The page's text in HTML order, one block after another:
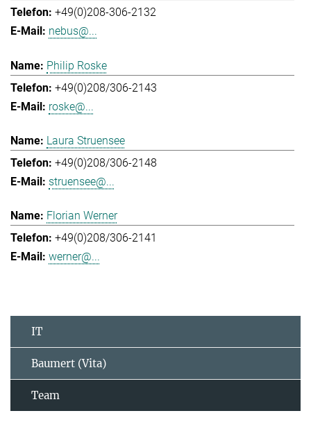
+49(0)208-306-2132
nebus@...
Philip Roske
+49(0)208/306-2143
roske@...
Laura Struensee
+49(0)208/306-2148
struensee@...
Florian Werner
+49(0)208/306-2141
werner@...
IT
Baumert (Vita)
Team